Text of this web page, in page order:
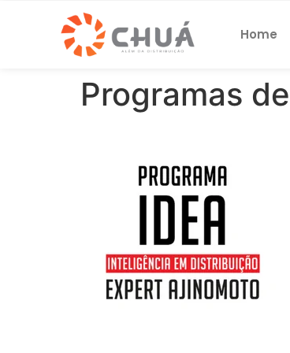
Home
Programas